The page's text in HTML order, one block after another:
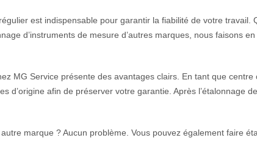
est indispensable pour garantir la fiabilité de votre
d’instruments de mesure d’autres marques, nous faisons
MG Service présente des avantages clairs. En tant que
d’origine afin de préserver votre garantie. Après l’étalonnage
marque ? Aucun problème. Vous pouvez également faire